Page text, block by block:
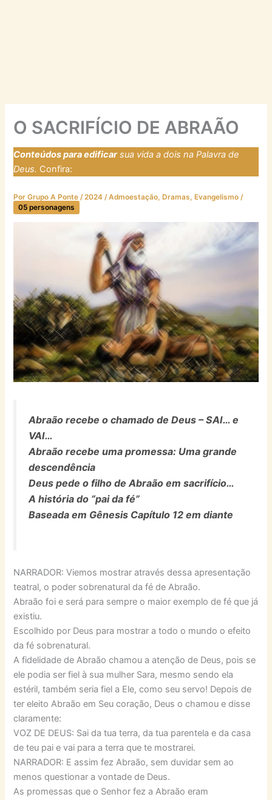
O SACRIFÍCIO DE ABRAÃO
Conteúdos para edificarsua vida a dois na Palavra de
Deus. Confira:
PorGrupo A Ponte/2024/Admoestação, Dramas, Evangelismo /
05 personagens
Abraão recebe o chamado de Deus – SAI… e
VAI…
Abraão recebe uma promessa: Uma grande
descendência
Deus pede o filho de Abraão em sacrifício…
A história do “pai da fé”
Baseada em Gênesis Capítulo 12 em diante
NARRADOR: Viemos mostrar através dessa apresentação
teatral, o poder sobrenatural da fé de Abraão.
Abraão foi e será para sempre o maior exemplo de fé que já
existiu.
Escolhido por Deus para mostrar a todo o mundo o efeito
da fé sobrenatural.
A fidelidade de Abraão chamou a atenção de Deus, pois se
ele podia ser fiel à sua mulher Sara, mesmo sendo ela
estéril, também seria fiel a Ele, como seu servo! Depois de
ter eleito Abraão em Seu coração, Deus o chamou e disse
claramente:
VOZ DE DEUS: Sai da tua terra, da tua parentela e da casa
de teu pai e vai para a terra que te mostrarei.
NARRADOR: E assim fez Abraão, sem duvidar sem ao
menos questionar a vontade de Deus.
As promessas que o Senhor fez a Abraão eram